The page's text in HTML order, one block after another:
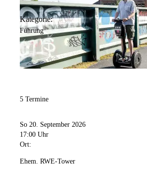
Kategorie:
Führung
5 Termine
So 20. September 2026
17:00 Uhr
Ort:
Ehem. RWE-Tower